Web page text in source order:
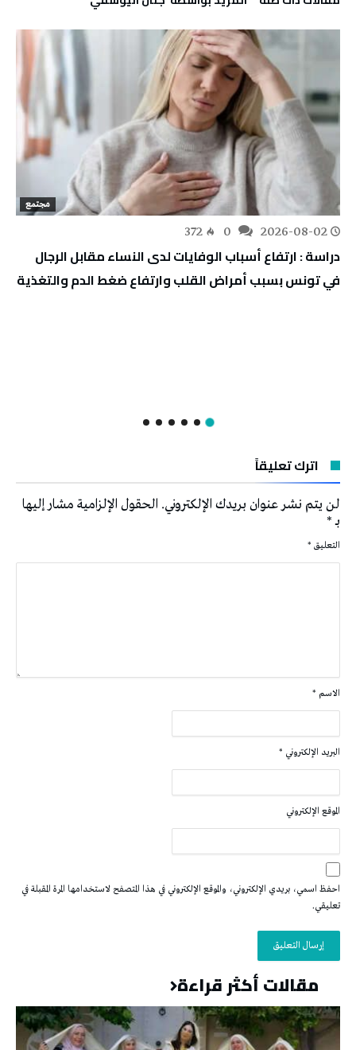
مجتمع
2026-08-02
372
دراسة : ارتفاع أسباب الوفايات لدى النساء مقابل الرجال
في تونس بسبب أمراض القلب وارتفاع ضغط الدم والتغذية
اترك تعليقاً
لن يتم نشر عنوان بريدك الإلكتروني. الحقول الإلزامية مشار إليها
بـ*
التعليق *
الاسم *
البريد الإلكتروني *
الموقع الإلكتروني
احفظ اسمي، بريدي الإلكتروني، والموقع الإلكتروني في هذا المتصفح لاستخدامها المرة المقبلة في
تعليقي.
مقالات أكثر قراءة